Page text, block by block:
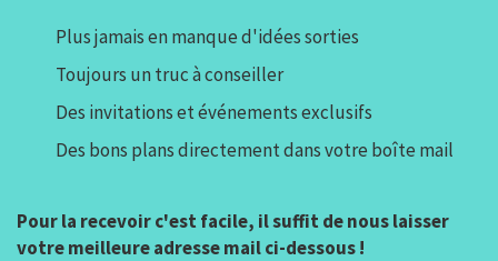
Plus jamais en manque d'idées sorties
Toujours un truc à conseiller
Des invitations et événements exclusifs
Des bons plans directement dans votre boîte mail
Pour la recevoir c'est facile, il suffit de nous laisser
votre meilleure adresse mail ci-dessous !